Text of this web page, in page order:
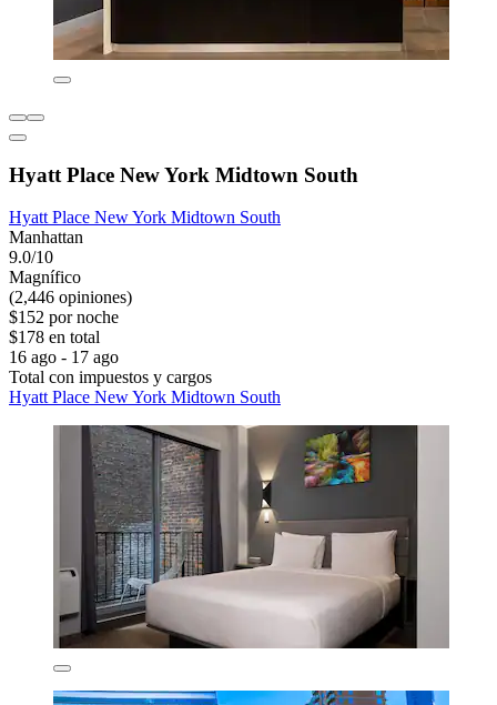
Hyatt Place New York Midtown South
Hyatt Place New York Midtown South
Manhattan
9.0/10
Magnífico
(2,446 opiniones)
$152 por noche
$178 en total
16 ago - 17 ago
Total con impuestos y cargos
Hyatt Place New York Midtown South